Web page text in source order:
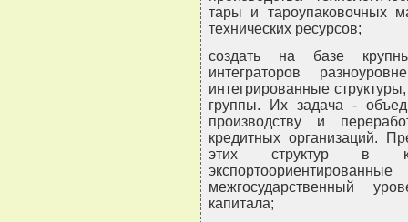
тары и тароупаковочных
технических ресурсов;
создать на базе
интеграторов
интегрированные
группы. Их задача -
производству и
кредитных организаций.
этих структур в
межгосударственный
капитала;